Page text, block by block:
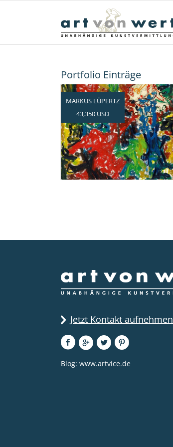
Portfolio Einträge
MARKUS LÜPERTZ
43,350 USD
Jetzt Kontakt aufnehmen
Blog: www.artvice.de